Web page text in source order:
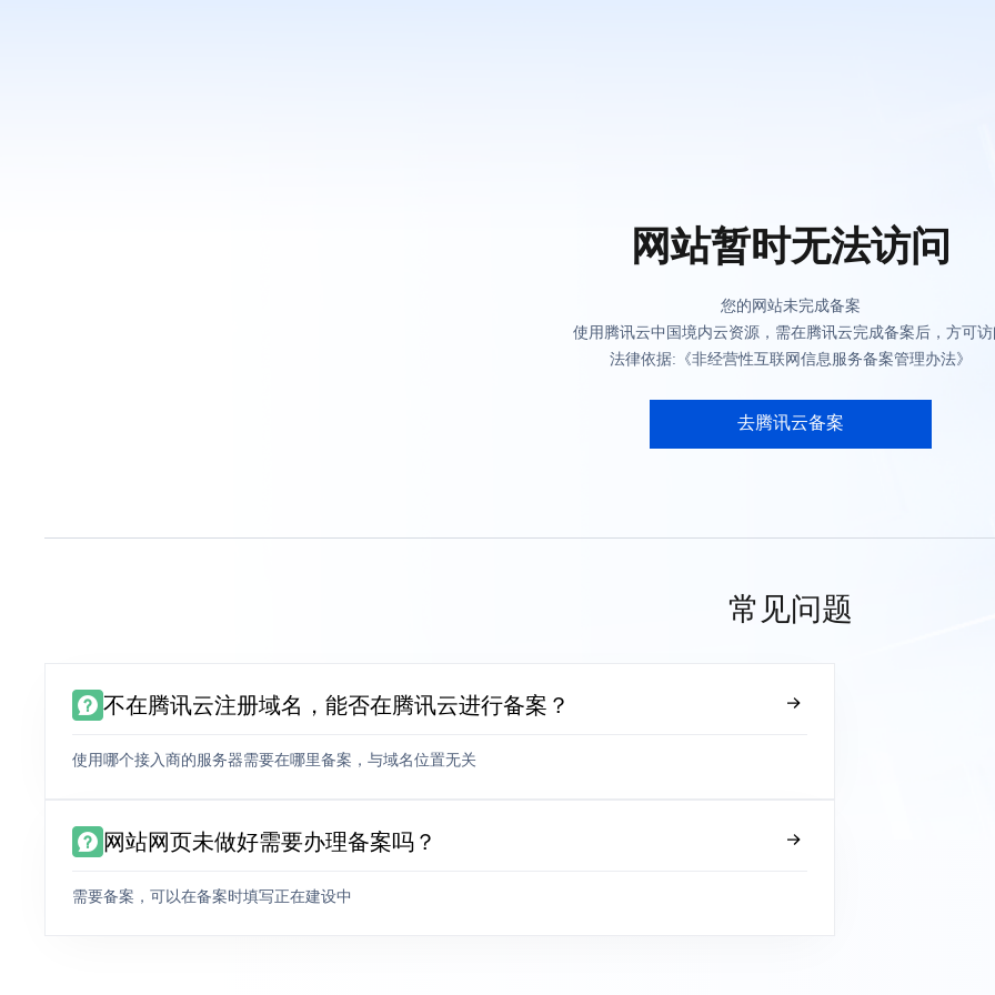
网站暂时无法访问
您的网站未完成备案
使用腾讯云中国境内云资源，需在腾讯云完成备案后，方可
法律依据:《非经营性互联网信息服务备案管理办法》
去腾讯云备案
常见问题
不在腾讯云注册域名，能否在腾讯云进行备案？
使用哪个接入商的服务器需要在哪里备案，与域名位置无关
网站网页未做好需要办理备案吗？
需要备案，可以在备案时填写正在建设中